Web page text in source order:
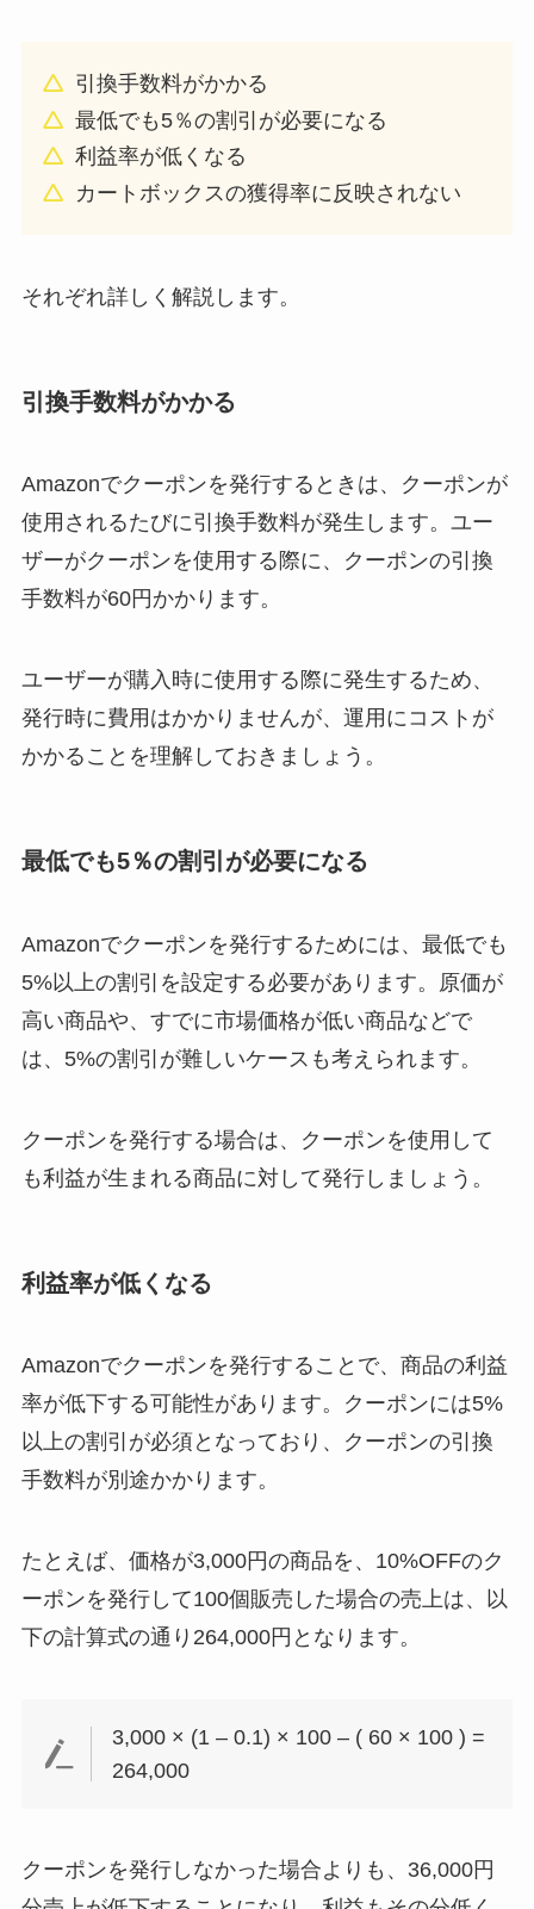
引換手数料がかかる
最低でも5％の割引が必要になる
利益率が低くなる
カートボックスの獲得率に反映されない
それぞれ詳しく解説します。
引換手数料がかかる
Amazonでクーポンを発行するときは、クーポンが
使用されるたびに引換手数料が発生します。ユー
ザーがクーポンを使用する際に、クーポンの引換
手数料が60円かかります。
ユーザーが購入時に使用する際に発生するため、
発行時に費用はかかりませんが、運用にコストが
かかることを理解しておきましょう。
最低でも5％の割引が必要になる
Amazonでクーポンを発行するためには、最低でも
5%以上の割引を設定する必要があります。原価が
高い商品や、すでに市場価格が低い商品などで
は、5%の割引が難しいケースも考えられます。
クーポンを発行する場合は、クーポンを使用して
も利益が生まれる商品に対して発行しましょう。
利益率が低くなる
Amazonでクーポンを発行することで、商品の利益
率が低下する可能性があります。クーポンには5%
以上の割引が必須となっており、クーポンの引換
手数料が別途かかります。
たとえば、価格が3,000円の商品を、10%OFFのク
ーポンを発行して100個販売した場合の売上は、以
下の計算式の通り264,000円となります。
3,000 × (1 – 0.1) × 100 – ( 60 × 100 ) =
264,000
クーポンを発行しなかった場合よりも、36,000円